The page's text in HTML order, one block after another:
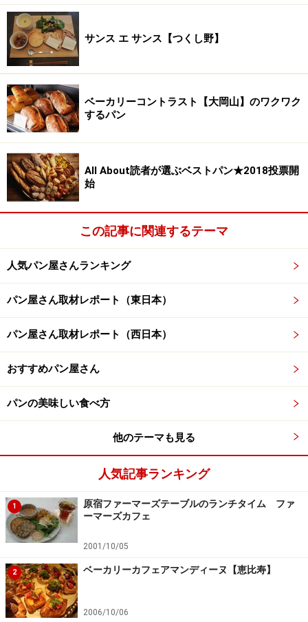
1位は敷島製パン（Pasco）の「超熟 食パン 6枚」。
1998年10月に発売し、独自の“超熟製法”によってほんの
り甘く、もっちり、しっとりしていてサラッとした口溶
術を“超えた”という「超」と、生地を長時間“熟成”させて
作ったパンという「熟」を組み合わせて出来たものだそ
おすすめの食べ方、トレンドは
ブレッドジャーナリストでAll About パンガイドの清水美
穂子さんに、それぞれの商品の特徴やおすすめの食べ
清水：やはり製造量が圧倒的に多いトップメーカーがベ
スト3にランクインしましたね。
山崎製パンの「ダブルソフト」はミミまで柔らかいの
トにするとさらにフワフワな食感が楽しめます。同じく
山崎製パンの「ロイヤルブレッド」は、しっとりとして
キメが細かいので、開封したらフレッシュなうちにその
ままサンドイッチにしたい。卵やツナなど具材だけ用意
しておいて、その場で挟んで食べるのもいいでしょう。
Pascoの「超熟」はシンプルにトーストが一番だと思い
ます。バターときび砂糖をのせて焼き、シナモンパウダ
ーを振るのもおすすめです。
ここ最近の食パンは口溶け（というとアイスクリームみ
たいですが）や、喉越し（というとビールみたいです
が）がポイント。湯種や液種を用いて水分量が多めで、
しっとりプルプルとしていながら、食感が軽やかな食パ
サンス エ サンス【つくし野】
ベーカリーコントラスト【大岡山】のワクワク
するパン
All About読者が選ぶベストパン★2018投票開
始
この記事に関連するテーマ
人気パン屋さんランキング
パン屋さん取材レポート（東日本）
パン屋さん取材レポート（西日本）
おすすめパン屋さん
パンの美味しい食べ方
他のテーマも見る
人気記事ランキング
1
原宿ファーマーズテーブルのランチタイム ファ
ーマーズカフェ
2001/10/05
2 ベーカリーカフェアマンディーヌ【恵比寿】
2006/10/06